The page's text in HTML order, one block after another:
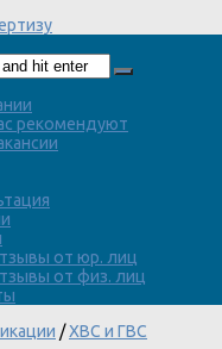
рекомендуют
от юр. лиц
от физ. лиц
/ХВС и ГВС